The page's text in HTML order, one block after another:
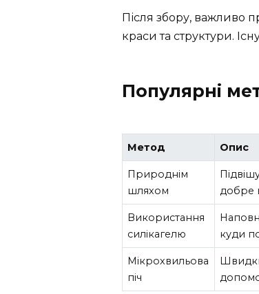
Після збору, важливо
краси та структури.
Популярні
Метод Опис
Природнім
шляхом
добре
Використання
силікагелю
куди
Мікрохвильова
піч